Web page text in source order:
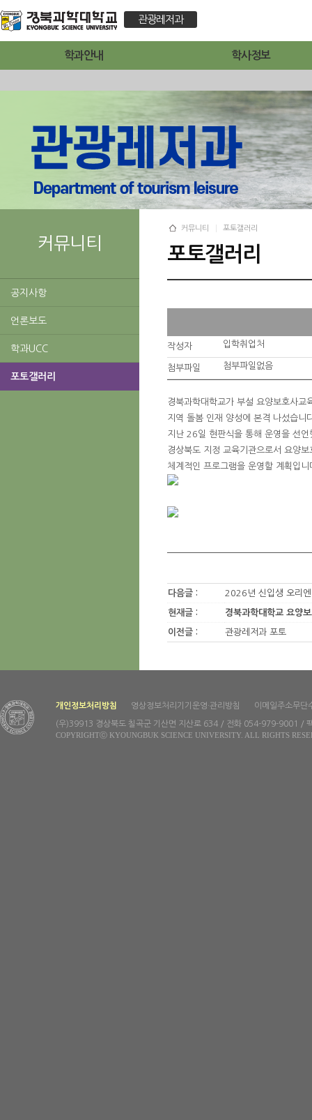
관광레저과
학과안내 학사정보
커뮤니티
공지사항
언론보도
학과UCC
포토갤러리
커뮤니티 포토갤러리
포토갤러리
작성자 입학취업처
첨부파일 첨부파일없음
경북과학대학교가 부설 요양보호사교
지역 돌봄 인재 양성에 본격 나섰습니
지난 26일 현판식을 통해 운영을 선언
경상북도 지정 교육기관으로서 요양
체계적인 프로그램을 운영할 계획입
다음글 : 2026년 신입생 오리
현재글 : 경북과학대학교 요양
이전글 : 관광레저과 포토
개인정보처리방침 영상정보처리기기운영·관리방침 이메일주소무단
(우)39913 경상북도 칠곡군 기산면 지산로 634 / 전화 054-979-9001 /
COPYRIGHTⓒ KYOUNGBUK SCIENCE UNIVERSITY. ALL RIGHTS